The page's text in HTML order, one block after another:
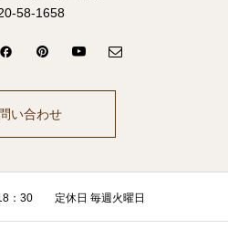
58-1658
い合わせ
：30 定休日 毎週火曜日